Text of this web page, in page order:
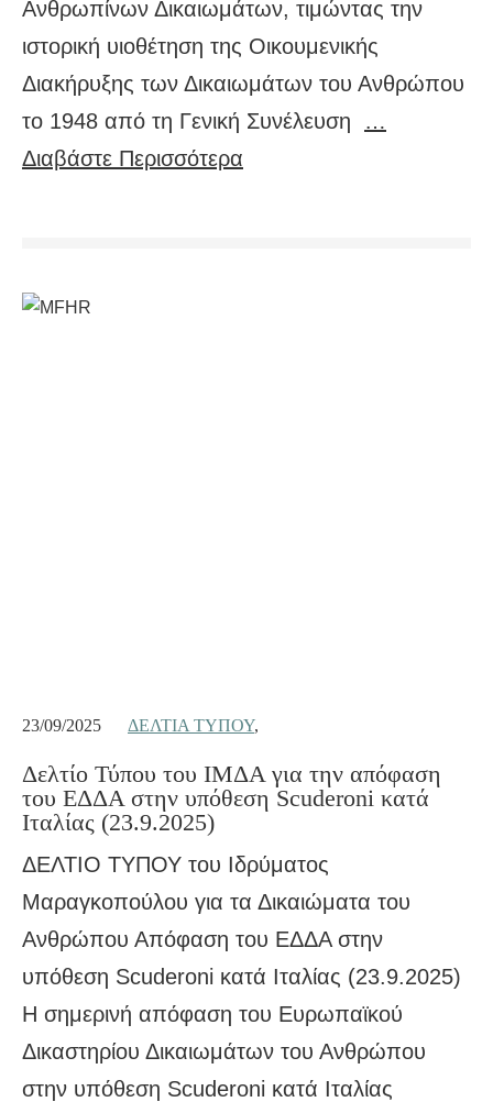
Ανθρωπίνων Δικαιωμάτων, τιμώντας την
ιστορική υιοθέτηση της Οικουμενικής
Διακήρυξης των Δικαιωμάτων του Ανθρώπου
το 1948 από τη Γενική Συνέλευση …
Διαβάστε Περισσότερα
23/09/2025 ΔΕΛΤΊΑ ΤΎΠΟΥ,
Δελτίο Τύπου του ΙΜΔΑ για την απόφαση
του ΕΔΔΑ στην υπόθεση Scuderoni κατά
Ιταλίας (23.9.2025)
ΔΕΛΤΙΟ ΤΥΠΟΥ του Ιδρύματος
Μαραγκοπούλου για τα Δικαιώματα του
Ανθρώπου Απόφαση του ΕΔΔΑ στην
υπόθεση Scuderoni κατά Ιταλίας (23.9.2025)
Η σημερινή απόφαση του Ευρωπαϊκού
Δικαστηρίου Δικαιωμάτων του Ανθρώπου
στην υπόθεση Scuderoni κατά Ιταλίας